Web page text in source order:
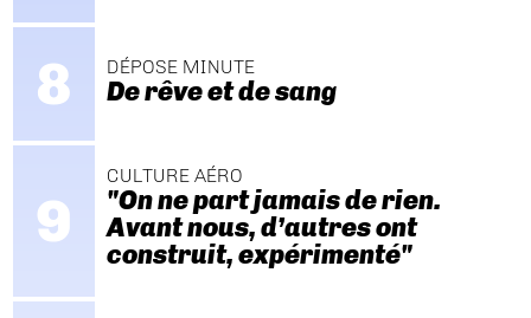
DÉPOSE MINUTE
De rêve et de sang
CULTURE AÉRO
"On ne part jamais de rien.
Avant nous, d’autres ont
construit, expérimenté"